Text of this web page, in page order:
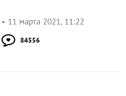
11 марта 2021, 11:22
84556